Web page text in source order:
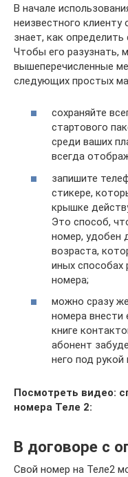
В начале
неизвестного
знает, как
Чтобы его разузнать,
вышеперечисленные
следующих простых
сохраняйте
стартового
среди ваших
всегда
запишите
стикере,
крышке
Это способ,
номер, удобен
возраста,
иных способах
номера;
можно сразу
номера внести
книге
абонент
него под
Посмотреть видео:
номера Теле 2:
В договоре с
Свой номер на Теле2